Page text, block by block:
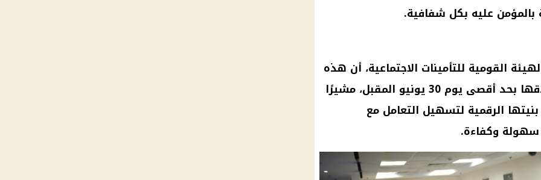
عليه بكل شفافية.
القومية للتأمينات الاجتماعية، أن هذه
المنظومة الإلكترونية سيتم إطلاقها بحد أقصى يوم 30 يونيو المقبل، مشيرًا
الرقمية لتسهيل التعامل مع
سهولة وكفاءة.